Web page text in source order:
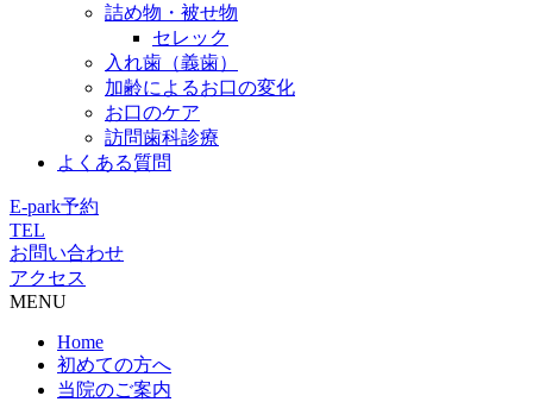
詰め物・被せ物
セレック
入れ歯（義歯）
加齢によるお口の変化
お口のケア
訪問歯科診療
よくある質問
E-park予約
TEL
お問い合わせ
アクセス
MENU
Home
初めての方へ
当院のご案内